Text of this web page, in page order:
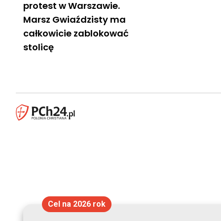
protest w Warszawie.
Marsz Gwiaździsty ma
całkowicie zablokować
stolicę
Cel na 2026 rok